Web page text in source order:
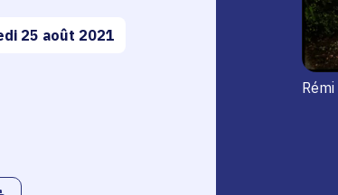
25 août 2021